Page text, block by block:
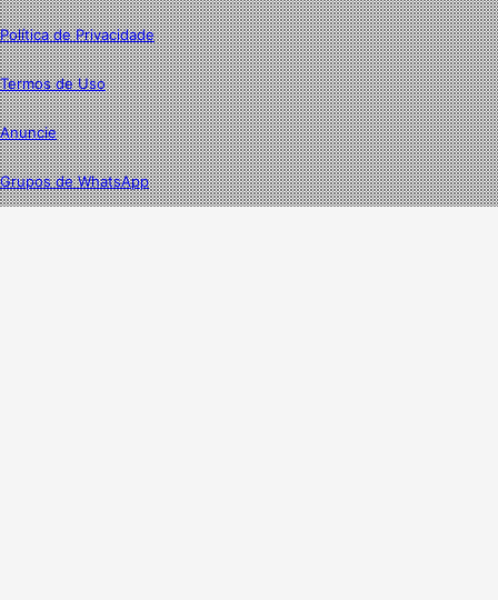
Política de Privacidade
Termos de Uso
Anuncie
Grupos de WhatsApp